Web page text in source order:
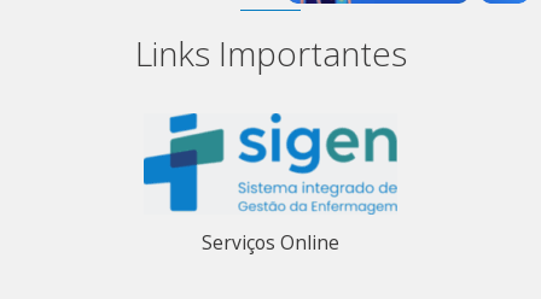
Links Importantes
Serviços Online